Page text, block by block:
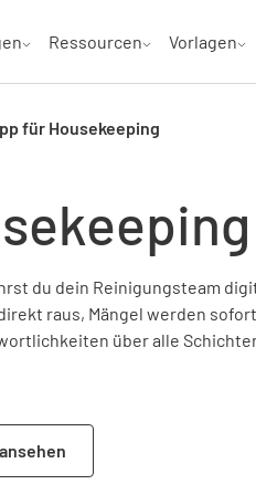
Ressourcen Vorlagen
für Housekeeping
du dein Reinigungsteam
raus, Mängel werden
über alle